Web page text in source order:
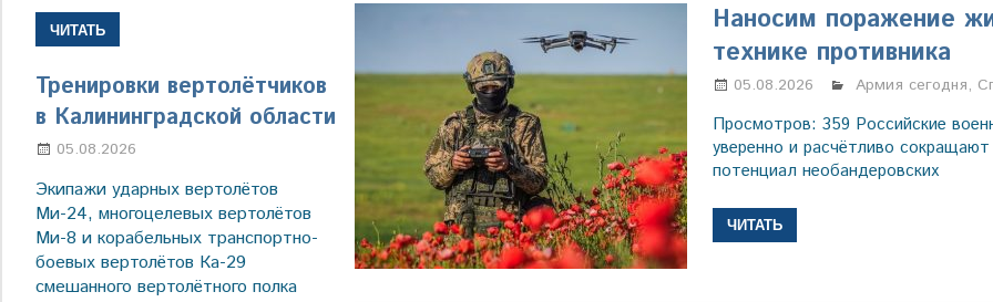
Наносим поражение
технике противника
05.08.2026 Марина
Армия сегодня,
Просмотров: 359 Российские
уверенно и расчётливо
потенциал необандеровских
ЧИТАТЬ
ЧИТАТЬ
Тренировки вертолётчиков
в Калининградской области
05.08.2026
Экипажи ударных вертолётов
Ми-24, многоцелевых вертолётов
Ми-8 и корабельных транспортно-
боевых вертолётов Ка-29
смешанного вертолётного полка